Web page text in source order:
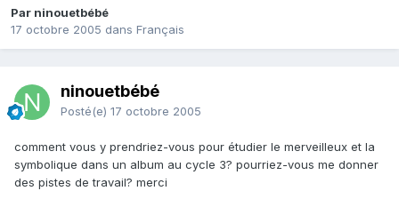
Par ninouetbébé
17 octobre 2005 dans Français
ninouetbébé
Posté(e) 17 octobre 2005
comment vous y prendriez-vous pour étudier le merveilleux et la
symbolique dans un album au cycle 3? pourriez-vous me donner
des pistes de travail? merci